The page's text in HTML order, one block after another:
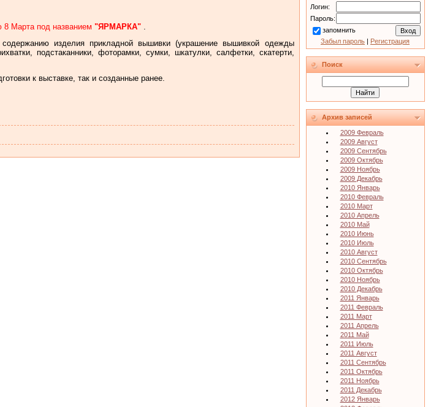
Марта под названием "ЯРМАРКА".
изделия прикладной вышивки (украшение вышивкой одежды
подстаканники, фоторамки, сумки, шкатулки, салфетки, скатерти,
к выставке, так и созданные ранее.
Логин:
Пароль:
запомнить
Забыл пароль | Регистрация
Поиск
Архив записей
2009 Февраль
2009 Август
2009 Сентябрь
2009 Октябрь
2009 Ноябрь
2009 Декабрь
2010 Январь
2010 Февраль
2010 Март
2010 Апрель
2010 Май
2010 Июнь
2010 Июль
2010 Август
2010 Сентябрь
2010 Октябрь
2010 Ноябрь
2010 Декабрь
2011 Январь
2011 Февраль
2011 Март
2011 Апрель
2011 Май
2011 Июль
2011 Август
2011 Сентябрь
2011 Октябрь
2011 Ноябрь
2011 Декабрь
2012 Январь